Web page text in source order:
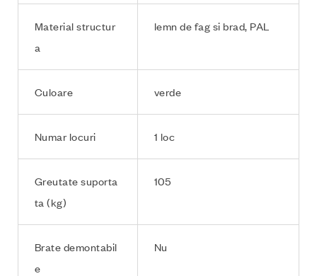
Material structur
a
lemn de fag si brad, PAL
Culoare verde
Numar locuri 1 loc
Greutate suporta
ta (kg)
105
Brate demontabil
e
Nu